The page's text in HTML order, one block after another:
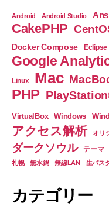
♪◆
安
が
大
事
◆
の
ー
ジ
送
り
Android Android Studio
CakePHP
Docker Compose Eclipse
Google
Linux Mac
PHP
VirtualBox Windows
アクセス解析 オリ
ダークソウル テーマ
札幌 無水鍋 無線LAN 生パス
カテゴリー